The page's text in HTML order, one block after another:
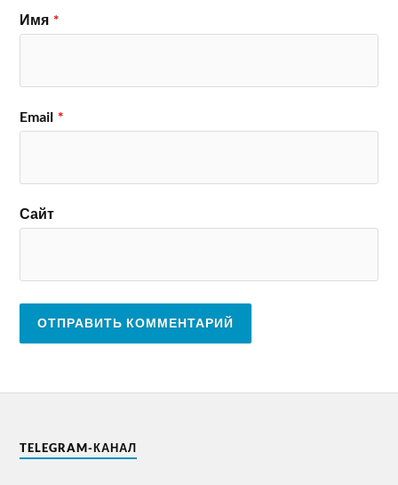
Имя *
Email *
Сайт
TELEGRAM-КАНАЛ